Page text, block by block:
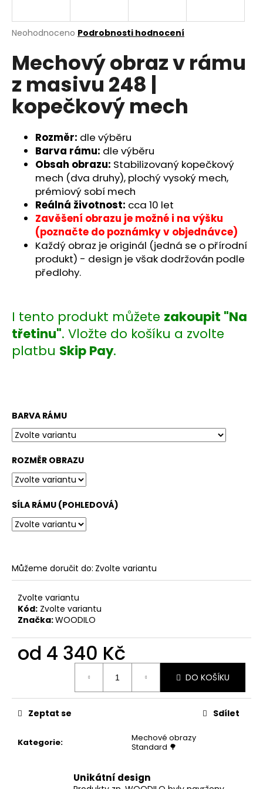
Průměrné
produktu
je
z
5
hvězdiček.
Neohodnoceno Podrobnosti hodnocení
Mechový obraz v rámu
z masivu 248 |
kopečkový mech
Rozměr: dle výběru
Barva rámu: dle výběru
Obsah obrazu: Stabilizovaný kopečkový
mech (dva druhy), plochý vysoký mech,
prémiový sobí mech
Reálná životnost: cca 10 let
Zavěšení obrazu je možné i na výšku
(poznačte do poznámky v objednávce)
Každý obraz je originál (jedná se o přírodní
produkt) - design je však dodržován podle
předlohy.
I tento produkt můžete zakoupit "Na
třetinu". Vložte do košíku a zvolte
platbu Skip Pay.
BARVA RÁMU
ROZMĚR OBRAZU
SÍLA RÁMU (POHLEDOVÁ)
Můžeme doručit do: Zvolte variantu
Zvolte variantu
Kód: Zvolte variantu
Značka:WOODILO
od 4 340 Kč
DO KOŠÍKU
Kategorie:
Mechové obrazy
Standard 🌳
Zeptat se Sdílet
Unikátní design
j
t
?
HLEDAT
m
e